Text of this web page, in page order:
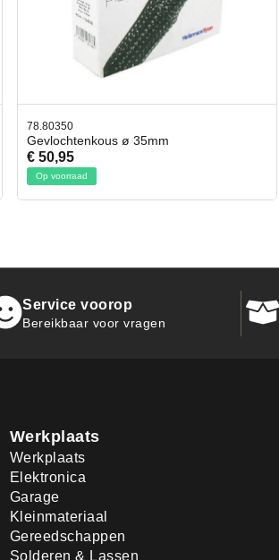
42.59551
Bit- en Doppenset 19 Delig Incl. Ratel
€ 19,95
Op voorraad
Service voorop
Bereikbaar voor vragen
Werkplaats
Werkplaats
Elektronica
Garage
Kleinmateriaal
Gereedschappen
Solderen & Lassen